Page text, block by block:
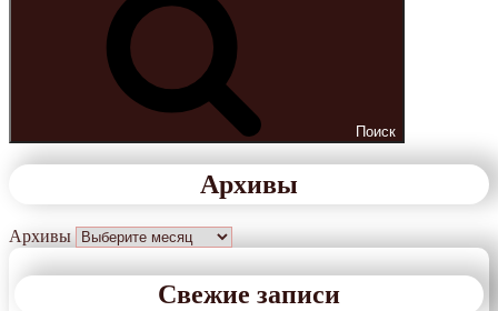
Поиск
Архивы
Архивы
Свежие записи